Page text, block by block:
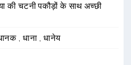
की चटनी पकौड़ों के साथ अच्छी
,धाना ,धानेय